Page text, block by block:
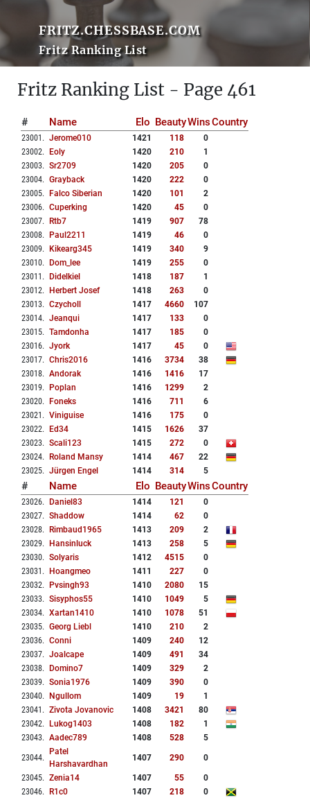
FRITZ.CHESSBASE.COM
Fritz Ranking List
Fritz Ranking List - Page 461
# Name Elo BeautyWinsCountry
23001 . Jerome010 1421 118
0
23002. Eoly 1420 210
1
23003. Sr2709 1420 205
0
23004. Grayback 1420 222
0
23005. Falco Siberian 1420 101
2
23006. Cuperking 1420 45
0
23007. Rtb7 1419 907
78
23008. Paul2211 1419 46
0
23009. Kikearg345 1419 340
9
23010. Dom_lee 1419 255
0
23011 . Didelkiel 1418 187
1
23012. Herbert Josef 1418 263
0
23013. Czycholl 1417 4660
107
23014. Jeanqui 1417 133
0
23015. Tamdonha 1417 185
0
23016. Jyork 1417 45
0
23017. Chris2016 1416 3734
38
23018. Andorak 1416 1416
17
23019. Poplan 1416 1299
2
23020. Foneks 1416 711
6
23021 . Viniguise 1416 175
0
23022. Ed34 1415 1626
37
23023. Scali123 1415 272
0
23024. Roland Mansy 1414 467
22
23025. Jürgen Engel 1414 314 5
# Name Elo BeautyWinsCountry
23026. Daniel83 1414 121
0
23027. Shaddow 1414 62
0
23028. Rimbaud1965 1413 209
2
23029. Hansinluck 1413 258
5
23030. Solyaris 1412 4515
0
23031 . Hoangmeo 1411 227
0
23032. Pvsingh93 1410 2080
15
23033. Sisyphos55 1410 1049
5
23034. Xartan1410 1410 1078
51
23035. Georg Liebl 1410 210
2
23036. Conni 1409 240
12
23037. Joalcape 1409 491
34
23038. Domino7 1409 329
2
23039. Sonia1976 1409 390
0
23040. Ngullom 1409 19
1
23041 . Zivota Jovanovic 1408 3421
80
23042. Lukog1403 1408 182
1
23043. Aadec789 1408 528 5
23044.
Patel
Harshavardhan
1407 290 0
23045. Zenia14 1407 55
0
23046. R1c0 1407 218
0